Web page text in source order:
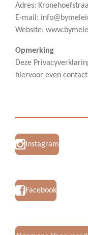
Adres:
E-mail:
Website:
Opmerking
Deze
hiervoor even
Instagram
Facebook